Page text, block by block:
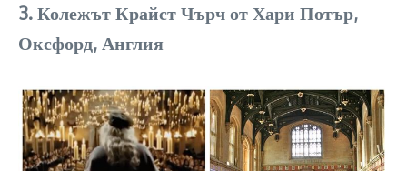
3. Колежът Крайст Чърч от Хари Потър,
Оксфорд, Англия